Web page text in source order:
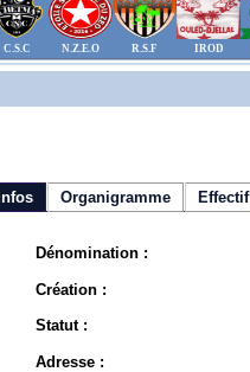
C.S.C N.Z.E.O R.S.F IROD
Infos Organigramme Effectif
Dénomination :
Création :
Statut :
Adresse :